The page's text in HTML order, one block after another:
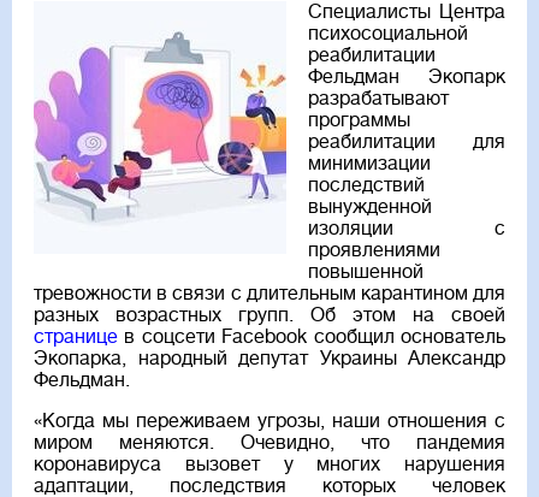
Специалисты Центра
психосоциальной
реабилитации
Фельдман Экопарк
разрабатывают
программы
реабилитации для
минимизации
последствий
вынужденной
изоляции с
проявлениями
повышенной
тревожности в связи с длительным карантином для
разных возрастных групп. Об этом на своей
странице в соцсети Facebook сообщил основатель
Экопарка, народный депутат Украины Александр
Фельдман.
«Когда мы переживаем угрозы, наши отношения с
миром меняются. Очевидно, что пандемия
коронавируса вызовет у многих нарушения
адаптации, последствия которых человек